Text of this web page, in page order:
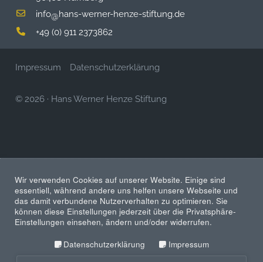
info@hans-werner-henze-stiftung.de
+49 (0) 911 2373862
Impressum Datenschutzerklärung
© 2026 · Hans Werner Henze Stiftung
Wir verwenden Cookies auf unserer Website. Einige sind
essentiell, während andere uns helfen unsere Webseite und
das damit verbundene Nutzerverhalten zu optimieren. Sie
können diese Einstellungen jederzeit über die Privatsphäre-
Einstellungen einsehen, ändern und/oder widerrufen.
Datenschutzerklärung
Impressum